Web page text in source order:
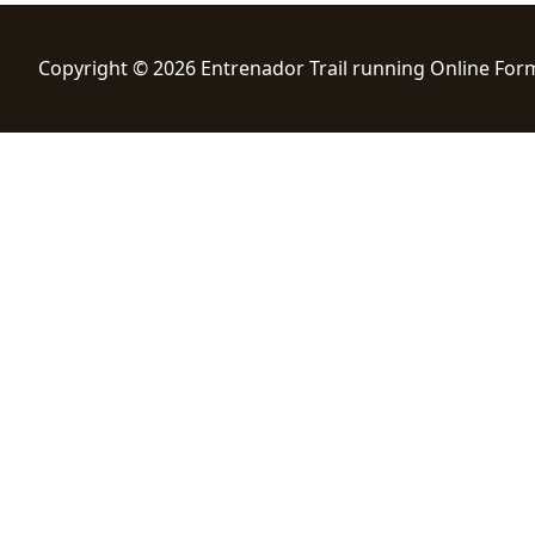
Copyright © 2026 Entrenador Trail running Online